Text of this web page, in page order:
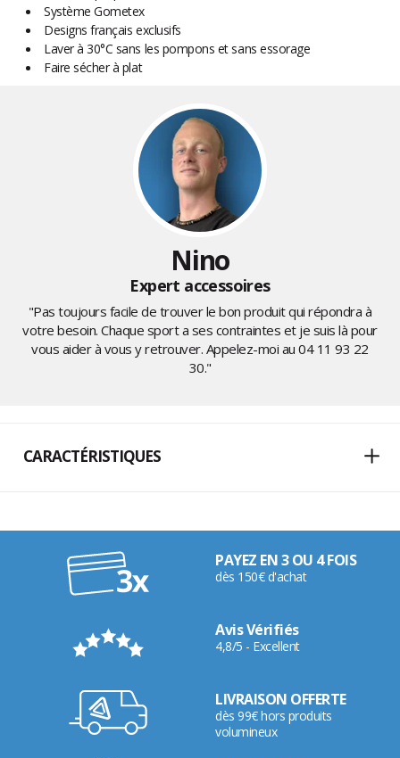
Système Gometex
Designs français exclusifs
Laver à 30°C sans les pompons et sans essorage
Faire sécher à plat
Nino
Expert accessoires
"Pas toujours facile de trouver le bon produit qui répondra à
votre besoin. Chaque sport a ses contraintes et je suis là pour
vous aider à vous y retrouver. Appelez-moi au04 11 93 22
30."
CARACTÉRISTIQUES
PAYEZ EN 3 OU 4 FOIS
dès 150€ d'achat
Avis Vérifiés
4,8/5 - Excellent
LIVRAISON OFFERTE
dès 99€ hors produits
volumineux